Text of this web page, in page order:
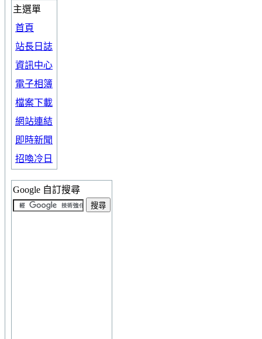
主選單
首頁
站長日誌
資訊中心
電子相簿
檔案下載
網站連結
即時新聞
招喚冷日
Google 自訂搜尋